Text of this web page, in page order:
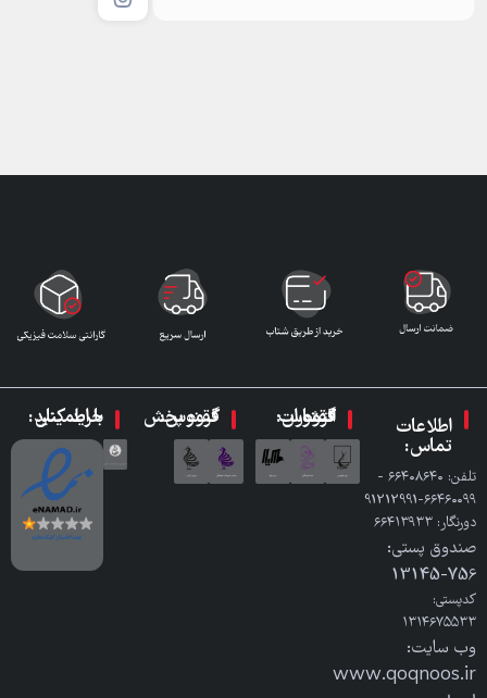
اطلاعات
تماس:
تلفن: ٦٦٤٠٨٦٤٠ -
٦٦٤٦٠٠٩٩-91212991
دورنگار: ٦٦٤١٣٩٣٣
صندوق پستی:
756-13145
کدپستی:
۱۳۱۴۶۷۵۵۳۳
وب سایت:
www.qoqnoos.ir
گروه انتشارات ققنوس: گروه پخش ققنوس: با اطمینان خرید کنید: